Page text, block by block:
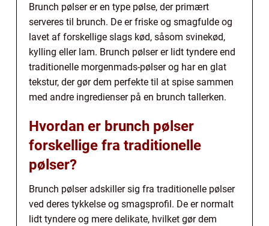
Brunch pølser er en type pølse, der primært
serveres til brunch. De er friske og smagfulde og
lavet af forskellige slags kød, såsom svinekød,
kylling eller lam. Brunch pølser er lidt tyndere end
traditionelle morgenmads-pølser og har en glat
tekstur, der gør dem perfekte til at spise sammen
med andre ingredienser på en brunch tallerken.
Hvordan er brunch pølser
forskellige fra traditionelle
pølser?
Brunch pølser adskiller sig fra traditionelle pølser
ved deres tykkelse og smagsprofil. De er normalt
lidt tyndere og mere delikate, hvilket gør dem